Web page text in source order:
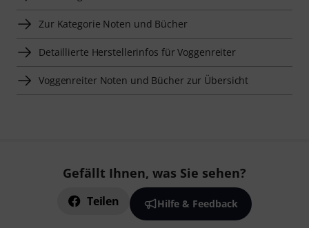
Zur Kategorie Noten und Bücher
Detaillierte Herstellerinfos für Voggenreiter
Voggenreiter Noten und Bücher zur Übersicht
Gefällt Ihnen, was Sie sehen?
Teilen Hilfe & Feedback